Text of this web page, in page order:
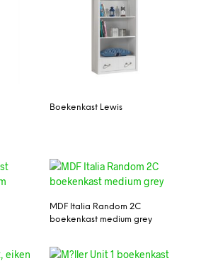
Boekenkast Lewis
MDF Italia Random 2C
boekenkast medium grey